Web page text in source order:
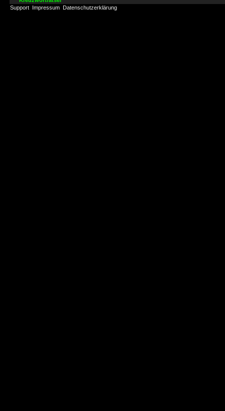
Support Impressum Datenschutzerklärung